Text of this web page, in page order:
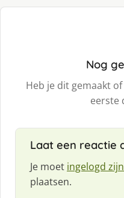
Nog
Heb je dit gemaakt
eerste
Laat een reactie
Je moet ingelogd
plaatsen.